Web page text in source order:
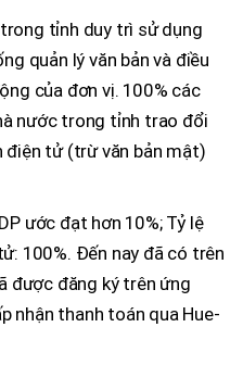
tỉnh duy trì sử dụng
quản lý văn bản và điều
của đơn vị. 100% các
nước trong tỉnh trao đổi
điện tử (trừ văn bản mật)
ước đạt hơn 10%; Tỷ lệ
100%. Đến nay đã có trên
được đăng ký trên ứng
nhận thanh toán qua Hue-